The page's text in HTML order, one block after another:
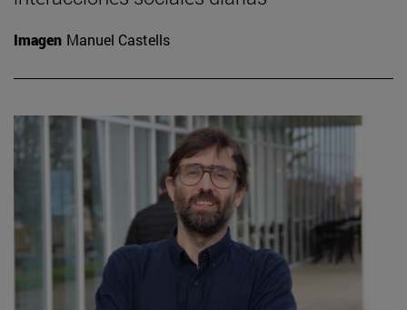
Imagen Manuel Castells